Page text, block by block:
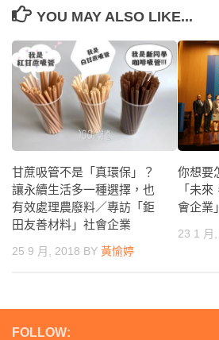
YOU MAY ALSO LIKE...
甘蔗吸管不是「真環保」？
讓永續生活多一種選擇，也
有效處理農廢料／專訪「鉅
田友善材料」社會企業
25 9 月, 2018 BY 黃愉婷
你想要
「未
會企業
23 1 月
FOLLOW: